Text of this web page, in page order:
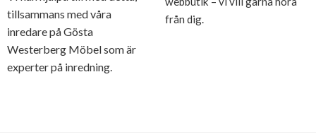
tillsammans med våra
inredare på Gösta
Westerberg Möbel som är
experter på inredning.
från dig.